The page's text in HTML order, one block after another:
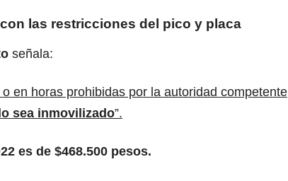
las restricciones del pico y placa
señala:
en horas prohibidas por la autoridad competente
sea inmovilizado”.
es de $468.500 pesos.